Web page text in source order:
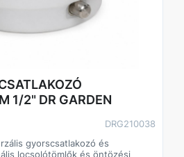
1/2" DR GARDEN
DRG210038
gyorscsatlakozó és
locsolótömlők és öntözési